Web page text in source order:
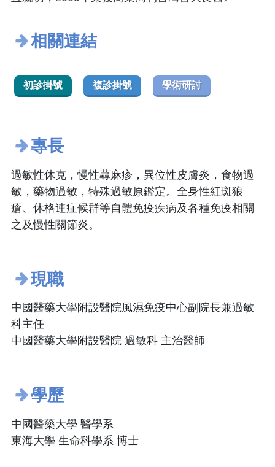
相關連結
初診掛號 複診掛號 學術研討
專長
過敏性休克，慢性蕁麻疹，異位性皮膚炎，食物過
敏，藥物過敏，特殊過敏原鑑定。全身性紅斑狼
瘡、休格連症候群等自體免疫疾病及各種免疫相關
之及慢性關節炎。
現職
中國醫藥大學附設醫院風濕免疫中心副院長兼過敏
科主任
中國醫藥大學附設醫院 過敏科 主治醫師
學歷
中國醫藥大學 醫學系
東海大學 生命科學系 博士